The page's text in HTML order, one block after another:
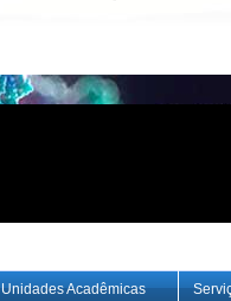
Unidades Acadêmicas